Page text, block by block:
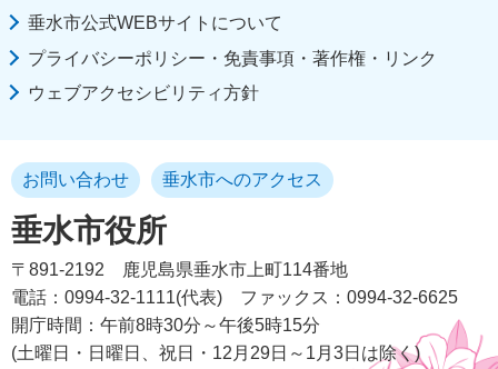
垂水市公式WEBサイトについて
プライバシーポリシー・免責事項・著作権・リンク
ウェブアクセシビリティ方針
垂水市役所
お問い合わせ 垂水市へのアクセス
〒891-2192
鹿児島県垂水市上町114番地
電話：0994-32-1111(代表)
ファックス：0994-32-6625
開庁時間：午前8時30分～午後5時15分
(土曜日・日曜日、祝日・12月29日～1月3日は除く)